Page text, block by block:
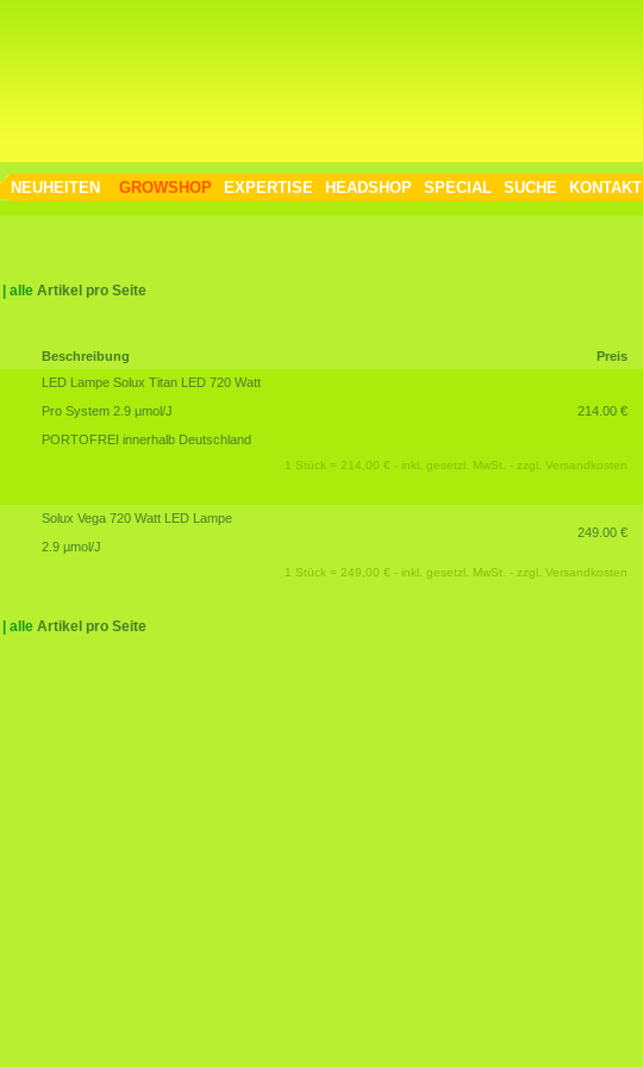
NEUHEITEN GROWSHOP EXPERTISE HEADSHOP SPECIAL SUCHE KONTAKT
alle Artikel pro Seite
Beschreibung
Preis
LED Lampe Solux Titan LED 720 Watt
Pro System 2.9 µmol/J
PORTOFREI innerhalb Deutschland
214.00 €
1 Stück = 214,00 € - inkl. gesetzl. MwSt. - zzgl. Versandkosten
Solux Vega 720 Watt LED Lampe
2.9 µmol/J
249.00 €
1 Stück = 249,00 € - inkl. gesetzl. MwSt. - zzgl. Versandkosten
alle Artikel pro Seite